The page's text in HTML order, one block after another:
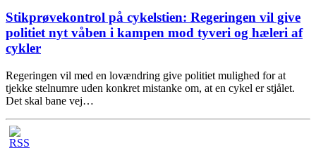
Stikprøvekontrol på cykelstien: Regeringen vil give
politiet nyt våben i kampen mod tyveri og hæleri af
cykler
Regeringen vil med en lovændring give politiet mulighed for at
tjekke stelnumre uden konkret mistanke om, at en cykel er stjålet.
Det skal bane vej…